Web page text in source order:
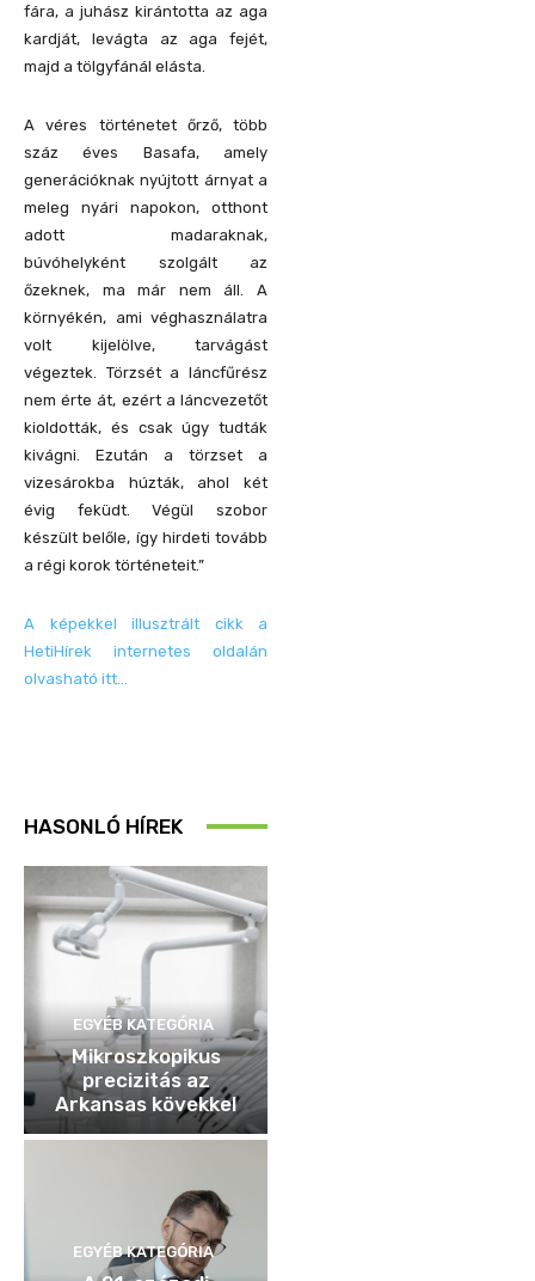
fára, a juhász kirántotta az aga
kardját, levágta az aga fejét,
majd a tölgyfánál elásta.
A véres történetet őrző, több
száz éves Basafa, amely
generációknak nyújtott árnyat a
meleg nyári napokon, otthont
adott madaraknak,
búvóhelyként szolgált az
őzeknek, ma már nem áll. A
környékén, ami véghasználatra
volt kijelölve, tarvágást
végeztek. Törzsét a láncfűrész
nem érte át, ezért a láncvezetőt
kioldották, és csak úgy tudták
kivágni. Ezután a törzset a
vizesárokba húzták, ahol két
évig feküdt. Végül szobor
készült belőle, így hirdeti tovább
a régi korok történeteit.”
A képekkel illusztrált cikk a
HetiHírek internetes oldalán
olvasható itt…
HASONLÓ HÍREK
EGYÉB KATEGÓRIA
Mikroszkopikus
precizitás az
Arkansas kövekkel
EGYÉB KATEGÓRIA